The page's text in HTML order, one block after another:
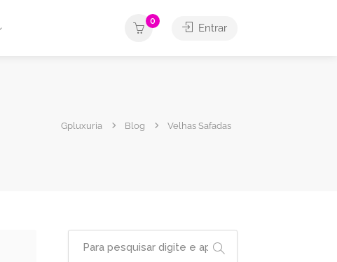
0
Entrar
Gpluxuria Blog Velhas Safadas